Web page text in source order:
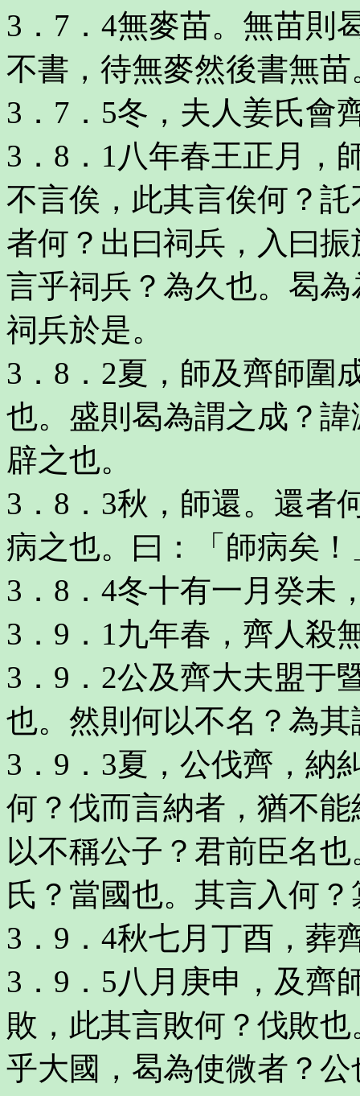
3．7．4無麥苗。無苗則
不書，待無麥然後書無
3．7．5冬，夫人姜氏會
3．8．1八年春王正月，
不言俟，此其言俟何？
者何？出曰祠兵，入曰
言乎祠兵？為久也。曷
祠兵於是。
3．8．2夏，師及齊師圍
也。盛則曷為謂之成？
辟之也。
3．8．3秋，師還。還者
病之也。曰：「師病矣
3．8．4冬十有一月癸未
3．9．1九年春，齊人殺
3．9．2公及齊大夫盟于
也。然則何以不名？為
3．9．3夏，公伐齊，納
何？伐而言納者，猶不
以不稱公子？君前臣名
氏？當國也。其言入何
3．9．4秋七月丁酉，葬
3．9．5八月庚申，及齊
敗，此其言敗何？伐敗
乎大國，曷為使微者？